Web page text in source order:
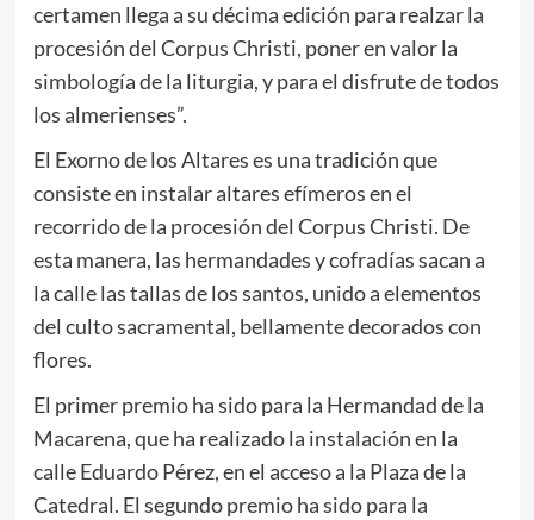
certamen llega a su décima edición para realzar la
procesión del Corpus Christi, poner en valor la
simbología de la liturgia, y para el disfrute de todos
los almerienses”.
El Exorno de los Altares es una tradición que
consiste en instalar altares efímeros en el
recorrido de la procesión del Corpus Christi. De
esta manera, las hermandades y cofradías sacan a
la calle las tallas de los santos, unido a elementos
del culto sacramental, bellamente decorados con
flores.
El primer premio ha sido para la Hermandad de la
Macarena, que ha realizado la instalación en la
calle Eduardo Pérez, en el acceso a la Plaza de la
Catedral. El segundo premio ha sido para la